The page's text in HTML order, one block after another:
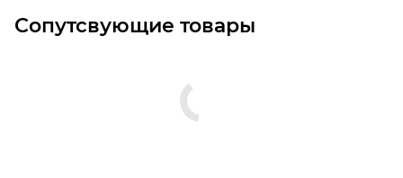
Сопутсвующие товары